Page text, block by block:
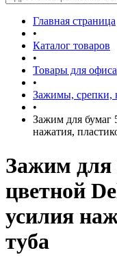
Главная страница
•
Каталог товаров
•
Товары для офиса
•
Зажимы, срепки,
•
Зажим для бумаг
нажатия,
Зажим для
цветной
усилия
туба